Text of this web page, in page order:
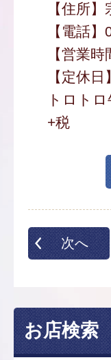
【住所
【電話
【営業
【定休日
トロト
+税
次へ
お店検索